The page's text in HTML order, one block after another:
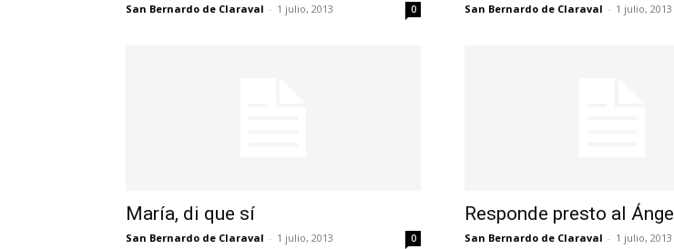
San Bernardo de Claraval - 1 julio, 2013 0 San Bernardo de Claraval - 1 julio, 2013
María, di que sí
San Bernardo de Claraval - 1 julio, 2013 0
Responde presto al
San Bernardo de Claraval - 1 julio, 2013